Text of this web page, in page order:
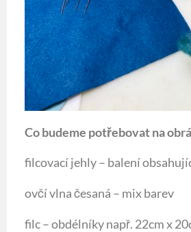
Co budeme potřebovat na
filcovací jehly – balení
ovčí vlna česaná – mix barev
filc – obdélníky např. 22cm x